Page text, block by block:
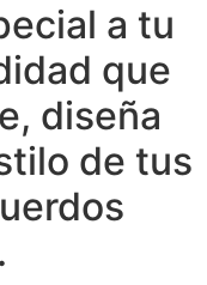
a tu
que
diseña
de tus